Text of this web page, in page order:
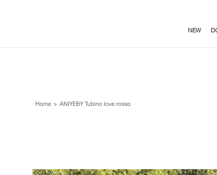
NEW
Home > ANIYEBY Tubino love rosso